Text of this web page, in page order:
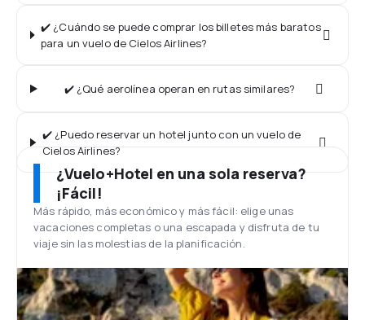
✔️ ¿Cuándo se puede comprar los billetes más baratos
para un vuelo de Cielos Airlines?
✔️ ¿Qué aerolínea operan en rutas similares?
✔️ ¿Puedo reservar un hotel junto con un vuelo de
Cielos Airlines?
¿Vuelo+Hotel en una sola reserva?
¡Fácil!
Más rápido, más económico y más fácil: elige unas
vacaciones completas o una escapada y disfruta de tu
viaje sin las molestias de la planificación.